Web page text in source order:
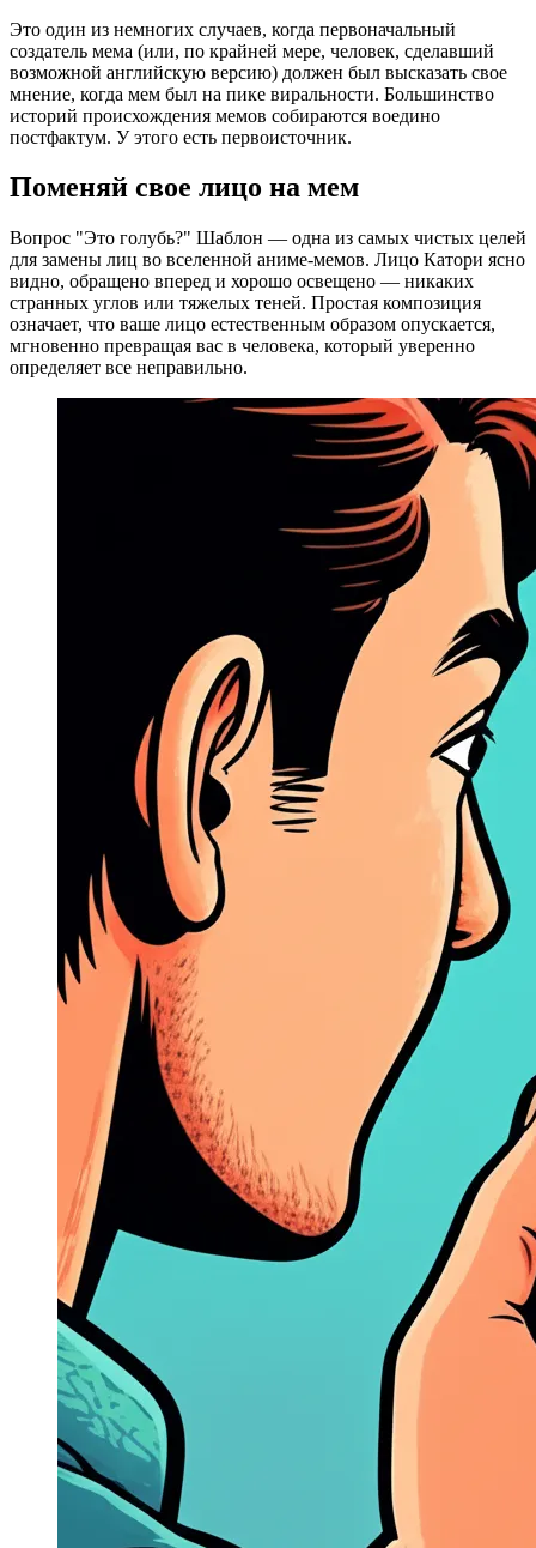
Это один из немногих случаев, когда первоначальный
создатель мема (или, по крайней мере, человек, сделавший
возможной английскую версию) должен был высказать свое
мнение, когда мем был на пике виральности. Большинство
историй происхождения мемов собираются воедино
постфактум. У этого есть первоисточник.
Поменяй свое лицо на мем
Вопрос "Это голубь?" Шаблон — одна из самых чистых целей
для замены лиц во вселенной аниме-мемов. Лицо Катори ясно
видно, обращено вперед и хорошо освещено — никаких
странных углов или тяжелых теней. Простая композиция
означает, что ваше лицо естественным образом опускается,
мгновенно превращая вас в человека, который уверенно
определяет все неправильно.